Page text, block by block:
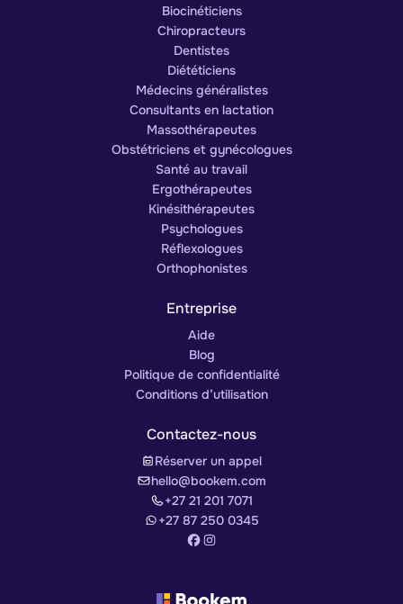
Biocinéticiens
Chiropracteurs
Dentistes
Diététiciens
Médecins généralistes
Consultants en lactation
Massothérapeutes
Obstétriciens et gynécologues
Santé au travail
Ergothérapeutes
Kinésithérapeutes
Psychologues
Réflexologues
Orthophonistes
Entreprise
Aide
Blog
Politique de confidentialité
Conditions d’utilisation
Contactez-nous
Réserver un appel
hello@bookem.com
+27 21 201 7071
+27 87 250 0345